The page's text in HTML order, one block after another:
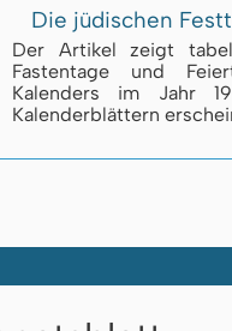
Die jüdischen
Der Artikel zeigt
Fastentage und
Kalenders im Jahr
Kalenderblättern